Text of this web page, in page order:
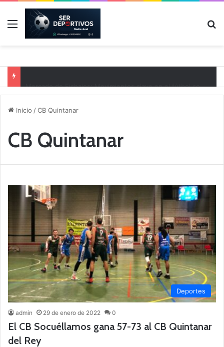
Menú
Inicio /CB Quintanar
CB Quintanar
Deportes
admin 29 de enero de 2022 0
El CB Socuéllamos gana 57-73 al CB Quintanar
del Rey